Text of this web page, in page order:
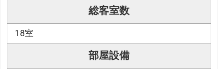
総客室数
18室
部屋設備